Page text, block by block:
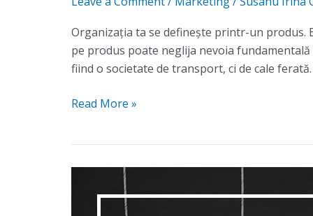
Organizaţia ta se definește printr-un produs.
pe produs poate neglija nevoia
fiind o societate de transport, ci de cale ferată.
Read More »
stabilești